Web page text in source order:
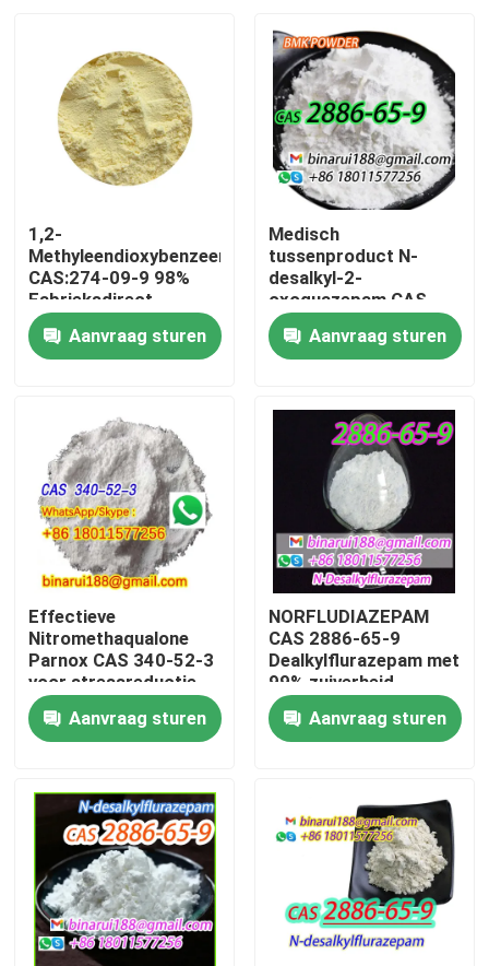
Thuis
Video's
Over ons
Fabriekstocht
Kwaliteitscontrole
Vraag een offerte
Dagelijkse chemische grondstoffen
Anorganische Chemische producten Grondstof
fijne chemische tussenpersonen
1,2-
Methyleendioxybenzeen
CAS:274-09-9 98%
Fabrieksdirect
Hoogwaardige
spotverpakking op
aanvraag
Aanvraag sturen
Medisch
tussenproduct N-
desalkyl-2-
oxoquazepam CAS
2886-65-9
Een nette vaste stof in
Aanvraag sturen
Effectieve
Nitromethaqualone
Parnox CAS 340-52-3
voor stressreductie
Aanvraag sturen
NORFLUDIAZEPAM
CAS 2886-65-9
Dealkylflurazepam met
99% zuiverheid
Aanvraag sturen